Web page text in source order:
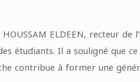
ELDEEN, recteur
étudiants. Il a souligné que
contribue à former une